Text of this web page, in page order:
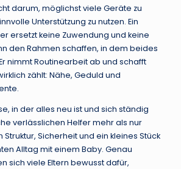
darum, möglichst viele Geräte zu
Unterstützung zu nutzen. Ein
ersetzt keine Zuwendung und keine
den Rahmen schaffen, in dem beides
nimmt Routinearbeit ab und schafft
zählt: Nähe, Geduld und
in der alles neu ist und sich ständig
verlässlichen Helfer mehr als nur
Sicherheit und ein kleines Stück
Alltag mit einem Baby. Genau
sich viele Eltern bewusst dafür,